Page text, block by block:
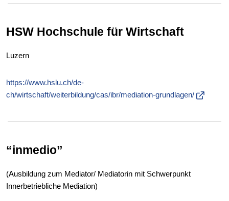
HSW Hochschule für Wirtschaft
Luzern
https://www.hslu.ch/de-
ch/wirtschaft/weiterbildung/cas/ibr/mediation-grundlagen/
“inmedio”
(Ausbildung zum Mediator/ Mediatorin mit Schwerpunkt
Innerbetriebliche Mediation)